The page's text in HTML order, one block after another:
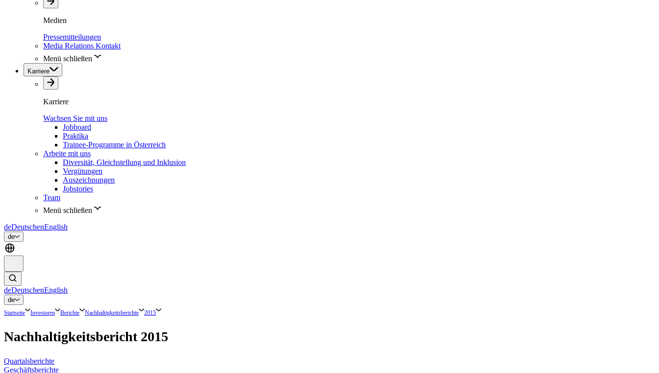
Medien
Pressemitteilungen
Media Relations Kontakt
Menü schließen
Karriere
Karriere
Wachsen Sie mit uns
Jobboard
Praktika
Trainee-Programme in Österreich
Arbeite mit uns
Diversität, Gleichstellung und Inklusion
Vergütungen
Auszeichnungen
Jobstories
Team
Menü schließen
deDeutschenEnglish
de
deDeutschenEnglish
de
Startseite Investoren Berichte Nachhaltigkeitsberichte 2015
Nachhaltigkeitsbericht 2015
Quartalsberichte
Geschäftsberichte